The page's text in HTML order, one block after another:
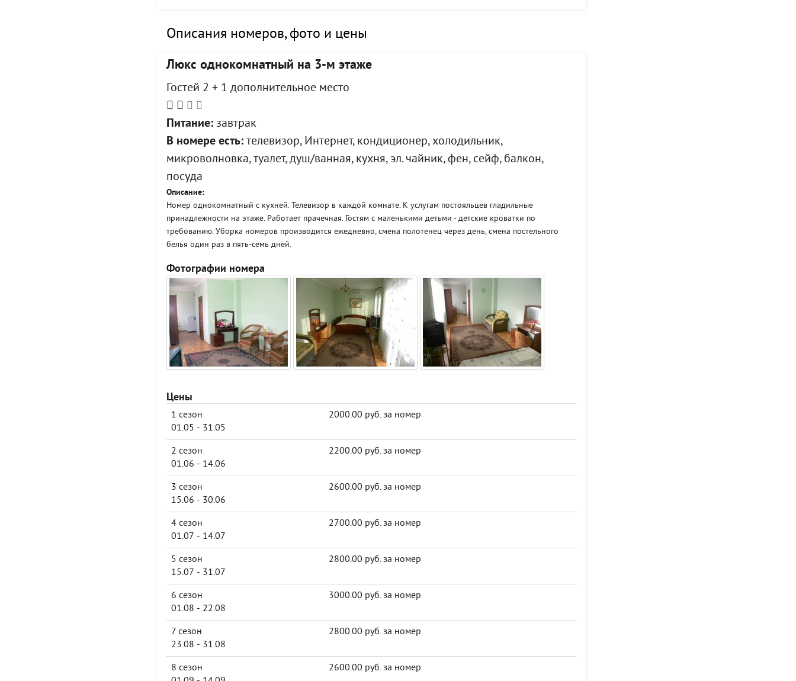
Описания номеров, фото и цены
Люкс однокомнатный на 3-м этаже
Гостей 2 + 1 дополнительное место
Питание:завтрак
В номере есть:телевизор, Интернет, кондиционер, холодильник,
микроволновка, туалет, душ/ванная, кухня, эл. чайник, фен, сейф, балкон,
посуда
Описание:
Номер однокомнатный с кухней. Телевизор в каждой комнате. К услугам постояльцев гладильные
принадлежности на этаже. Работает прачечная. Гостям с маленькими детьми - детские кроватки по
требованию. Уборка номеров производится ежедневно, смена полотенец через день, смена постельного
белья один раз в пять-семь дней.
Фотографии номера
Цены
1 сезон
01.05 - 31.05
2000.00 руб. за номер
2 сезон
01.06 - 14.06
2200.00 руб. за номер
3 сезон
15.06 - 30.06
2600.00 руб. за номер
4 сезон
01.07 - 14.07
2700.00 руб. за номер
5 сезон
15.07 - 31.07
2800.00 руб. за номер
6 сезон
01.08 - 22.08
3000.00 руб. за номер
7 сезон
23.08 - 31.08
2800.00 руб. за номер
8 сезон
2600.00 руб. за номер